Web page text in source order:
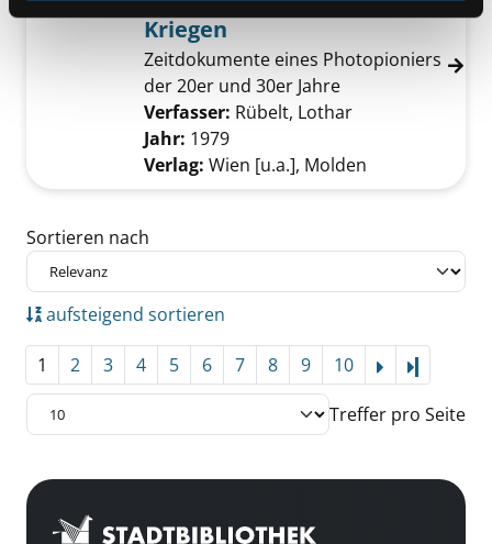
Kriegen
Zeitdokumente eines Photopioniers
der 20er und 30er Jahre
Verfasser: Rübelt, Lothar
Jahr: 1979
Verlag: Wien [u.a.], Molden
Zu den Suchfiltern springen
Sortieren nach
aufsteigend sortieren
1 2 3 4 5 6 7 8 9 10
Treffer pro Seite